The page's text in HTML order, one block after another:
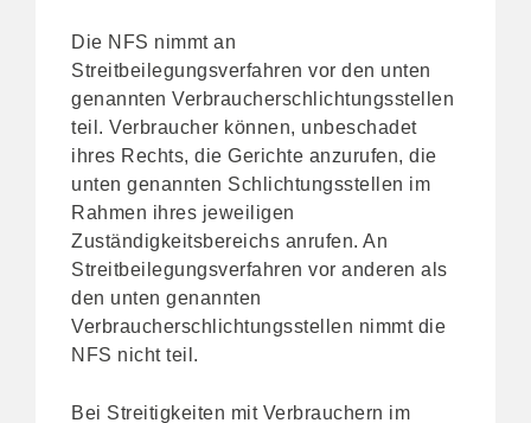
Die NFS nimmt an
Streitbeilegungsverfahren vor den unten
genannten Verbraucherschlichtungsstellen
teil. Verbraucher können, unbeschadet
ihres Rechts, die Gerichte anzurufen, die
unten genannten Schlichtungsstellen im
Rahmen ihres jeweiligen
Zuständigkeitsbereichs anrufen. An
Streitbeilegungsverfahren vor anderen als
den unten genannten
Verbraucherschlichtungsstellen nimmt die
NFS nicht teil.
Bei Streitigkeiten mit Verbrauchern im